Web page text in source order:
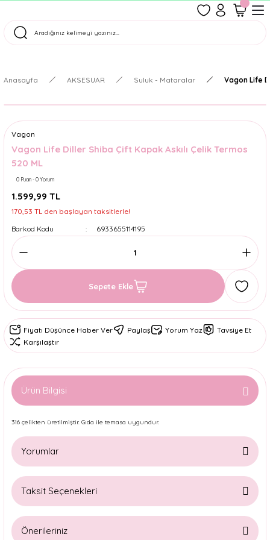
Tüm Siparişler Aynı Gün Kargoda!
Anasayfa AKSESUAR Suluk - Mataralar Vagon Life
Vagon
Vagon Life Diller Shiba Çift Kapak Askılı Çelik Termos
520 ML
0 Puan - 0 Yorum
1.599,99 TL
170,53 TL den başlayan taksitlerle!
Barkod Kodu
6933655114195
Sepete Ekle
Fiyatı Düşünce Haber Ver Paylaş Yorum Yaz
Tavsiye Et
Karşılaştır
Ürün Bilgisi
316 çelikten üretilmiştir. Gıda ile temasa uygundur.
Yorumlar
Taksit Seçenekleri
Önerileriniz